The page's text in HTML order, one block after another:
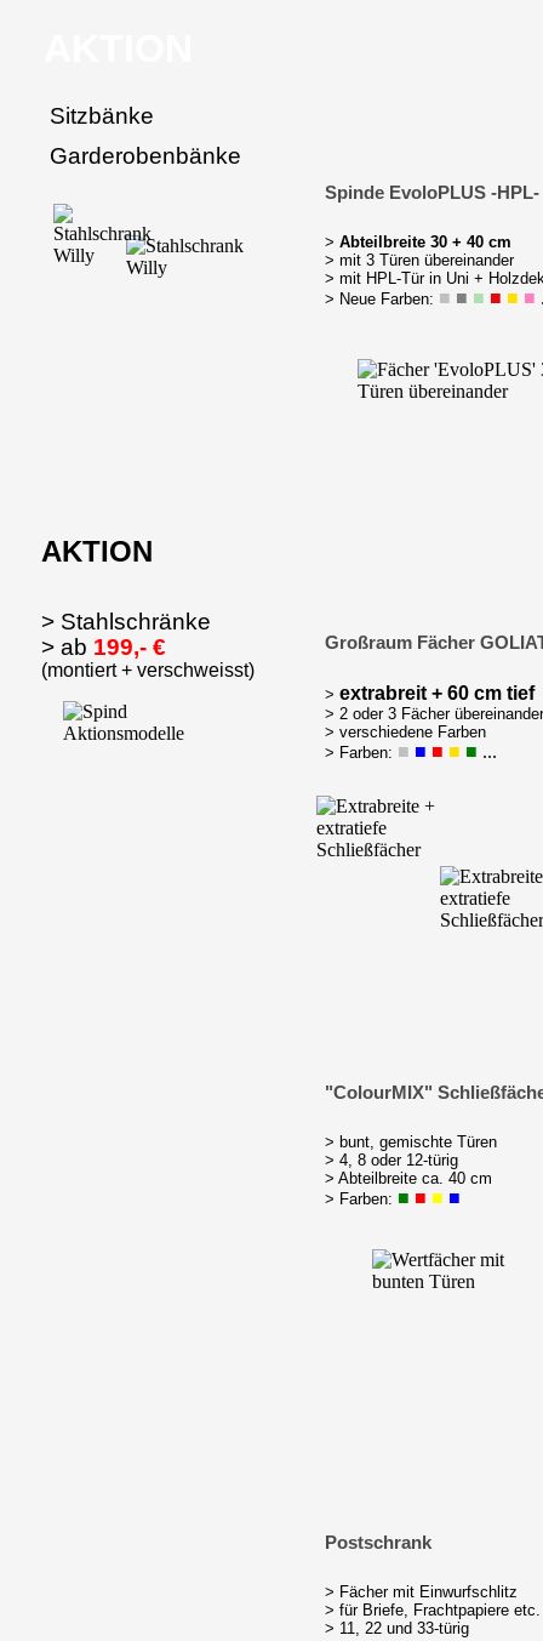
Sitzbänke
Garderobenbänke
> Stahlschränke
> ab 199,- €
(montiert + verschweisst)
AKTION
Spinde EvoloPLUS -HPL-
> Abteilbreite 30 + 40 cm
> mit 3 Türen übereinander
> mit HPL-Tür in Uni +
> Neue Farben: ■ ■ ■ ■ ■ ■
> extrabreit + 60 cm tief
> 2 oder 3 Fächer übereinander
> verschiedene Farben
> Farben: ■ ■ ■ ■ ■ ...
Großraum Fächer
"ColourMIX"
> bunt, gemischte Türen
> 4, 8 oder 12-türig
> Abteilbreite ca. 40 cm
> Farben: ■ ■ ■ ■
> Fächer mit Einwurfschlitz
> für Briefe, Frachtpapiere etc.
> 11, 22 und 33-türig
Postschrank